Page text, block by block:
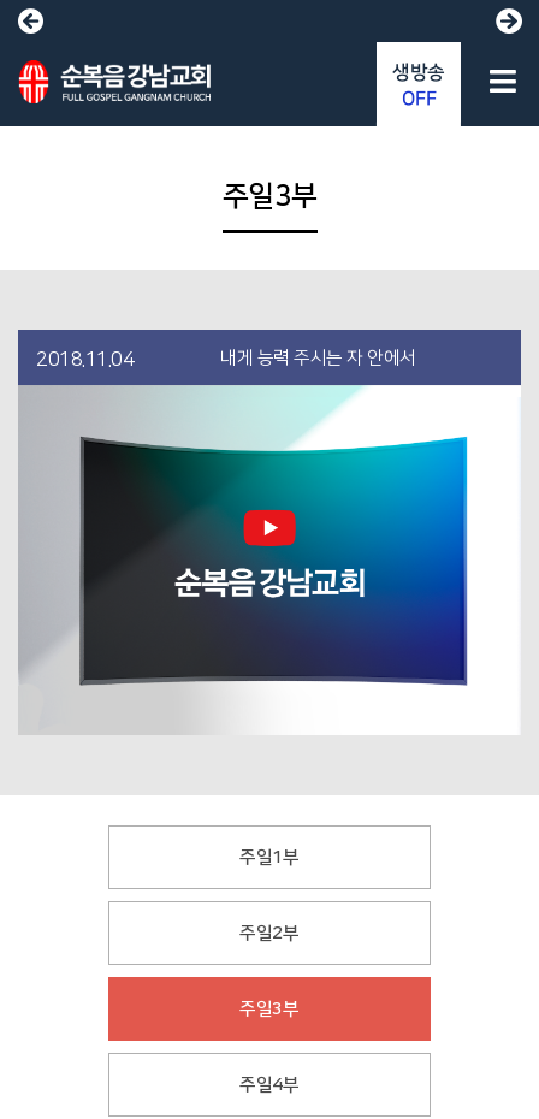
주일3부
2018.11.04 내게 능력 주시는 자 안에서
주일1부
주일2부
주일3부
주일4부
생방송
OFF